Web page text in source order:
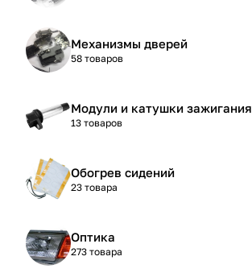
Механизмы дверей
58 товаров
Модули и катушки зажигания
13 товаров
Обогрев сидений
23 товара
Оптика
273 товара